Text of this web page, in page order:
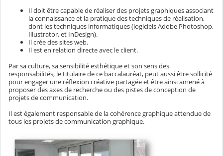
Il doit être capable de réaliser des projets graphiques associant
la connaissance et la pratique des techniques de réalisation,
dont les techniques informatiques (logiciels Adobe Photoshop,
Illustrator, et InDesign).
Il crée des sites web.
Il est en relation directe avec le client.
Par sa culture, sa sensibilité esthétique et son sens des
responsabilités, le titulaire de ce baccalauréat, peut aussi être sollicité
pour engager une réflexion créative partagée et être ainsi amené à
proposer des axes de recherche ou des pistes de conception de
projets de communication.
Il est également responsable de la cohérence graphique attendue de
tous les projets de communication graphique.